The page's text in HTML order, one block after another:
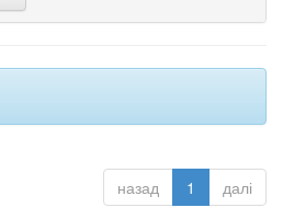
назад 1 далі